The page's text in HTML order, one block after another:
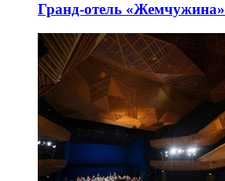
Гранд-отель «Жемчужина»